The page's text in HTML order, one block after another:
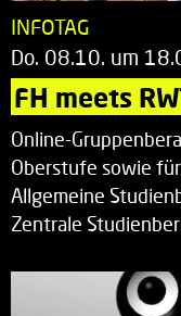
INFOTAG
Do. 08.10. um
FH meets
Online-
Oberstufe sowie
Allgemeine
Zentrale